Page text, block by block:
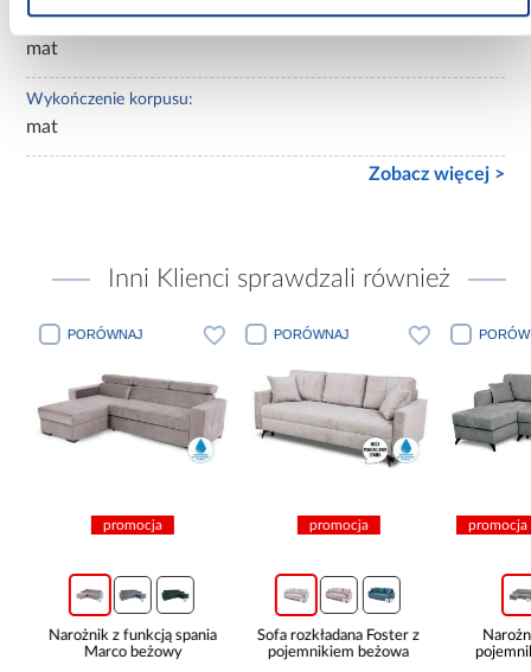
Wykończenie frontów:
mat
Wykończenie korpusu:
mat
Zobacz więcej >
Inni Klienci sprawdzali również
PORÓWNAJ
promocja
Narożnik z funkcją spania
Marco beżowy
PORÓWNAJ
promocja
Sofa rozkładana Foster z
pojemnikiem beżowa
promocja